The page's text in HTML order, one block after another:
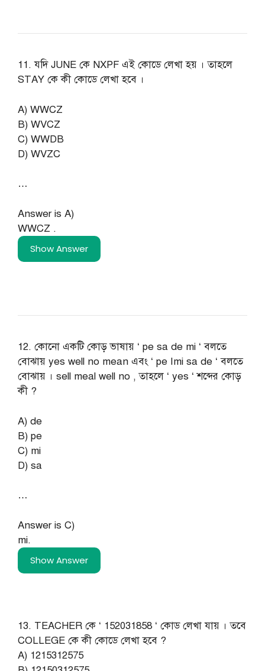
11. যদি JUNE কে NXPF এই কোডে লেখা হয় । তাহলে
STAY কে কী কোডে লেখা হবে ।
A) WWCZ
B) WVCZ
C) WWDB
D) WVZC
…
Answer is A)
WWCZ .
Show Answer
12. কোনাে একটি কোড় ভাষায় ‘ pe sa de mi ‘ বলতে
বােঝায় yes well no mean এবং ‘ pe Imi sa de ‘ বলতে
বােঝায় । sell meal well no , তাহলে ‘ yes ‘ শব্দের কোড়
কী ?
A) de
B) pe
C) mi
D) sa
…
Answer is C)
mi.
Show Answer
13. TEACHER কে ‘ 152031858 ‘ কোড লেখা যায় । তবে
COLLEGE কে কী কোডে লেখা হবে ?
A) 1215312575